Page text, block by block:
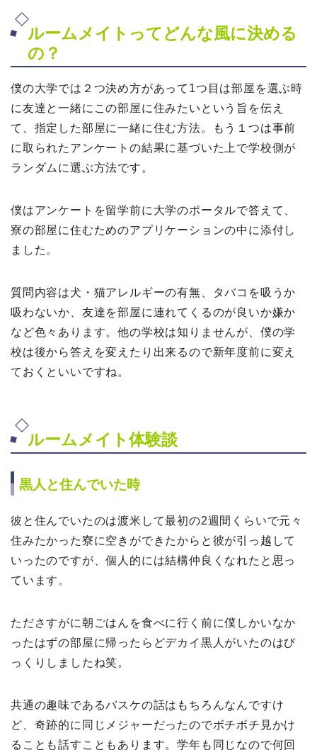
ルームメイトってどんな風に決める
の？
僕の大学では２つ決め方があって1つ目は部屋を選ぶ時
に友達と一緒にこの部屋に住みたいという旨を伝え
て、指定した部屋に一緒に住む方法。もう１つは事前
に取られたアンケートの結果に基づいた上で学校側が
ランダムに選ぶ方法です。
僕はアンケートを留学前に大学のポータルで答えて、
寮の部屋に住むためのアプリケーションの中に添付し
ました。
質問内容は犬・猫アレルギーの有無、タバコを吸うか
吸わないか、友達を部屋に連れてくるのが良いか嫌か
など色々あります。他の学校は知りませんが、僕の学
校は後から答えを変えたり出来るので新年度前に変え
ておくといいですね。
ルームメイト体験談
黒人と住んでいた時
彼と住んでいたのは渡米して最初の2週間くらいで元々
住みたかった寮に空きができたからと彼が引っ越して
いったのですが、個人的には結構仲良くなれたと思っ
ています。
たださすがに朝ごはんを食べに行く前に僕しかいなか
ったはずの部屋に帰ったらどデカイ黒人がいたのはび
っくりしましたね笑。
共通の趣味であるバスケの話はもちろんなんですけ
ど、奇跡的に同じメジャーだったのでボチボチ見かけ
ることも話すこともあります。学年も同じなので何回